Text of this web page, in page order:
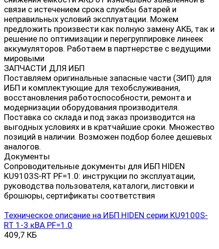
связи с истечением срока службы батарей и
неправильных условий эксплуатации. Можем
предложить произвести как полную замену АКБ, так и
решение по оптимизации и перегруппировке линеек
аккумуляторов. Работаем в партнерстве с ведущими
мировыми
ЗАПЧАСТИ ДЛЯ ИБП
Поставляем оригинальные запасные части (ЗИП) для
ИБП и комплектующие для техобслуживания,
восстановления работоспособности, ремонта и
модернизации оборудования производителя.
Поставка со склада и под заказ производится на
выгодных условиях и в кратчайшие сроки. Множество
позиций в наличии. Возможен подбор более дешевых
аналогов.
Документы
Сопроводительные документы для ИБП HIDEN
KU9103S-RT PF=1.0: инструкции по эксплуатации,
руководства пользователя, каталоги, листовки и
брошюры, сертификаты соответствия
Техническое описание на ИБП HIDEN серии KU9100S-
RT 1-3 кВА PF=1.0
409,7 КБ